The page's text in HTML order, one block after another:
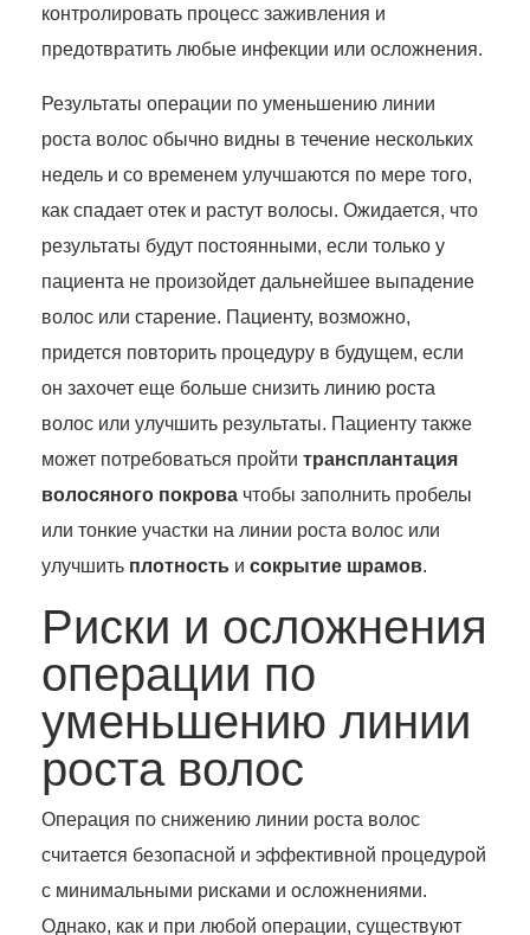
контролировать процесс заживления и
предотвратить любые инфекции или осложнения.
Результаты операции по уменьшению линии
роста волос обычно видны в течение нескольких
недель и со временем улучшаются по мере того,
как спадает отек и растут волосы. Ожидается, что
результаты будут постоянными, если только у
пациента не произойдет дальнейшее выпадение
волос или старение. Пациенту, возможно,
придется повторить процедуру в будущем, если
он захочет еще больше снизить линию роста
волос или улучшить результаты. Пациенту также
может потребоваться пройти трансплантация
волосяного покрова чтобы заполнить пробелы
или тонкие участки на линии роста волос или
улучшить плотность и сокрытие шрамов.
Риски и осложнения
операции по
уменьшению линии
роста волос
Операция по снижению линии роста волос
считается безопасной и эффективной процедурой
с минимальными рисками и осложнениями.
Однако, как и при любой операции, существуют